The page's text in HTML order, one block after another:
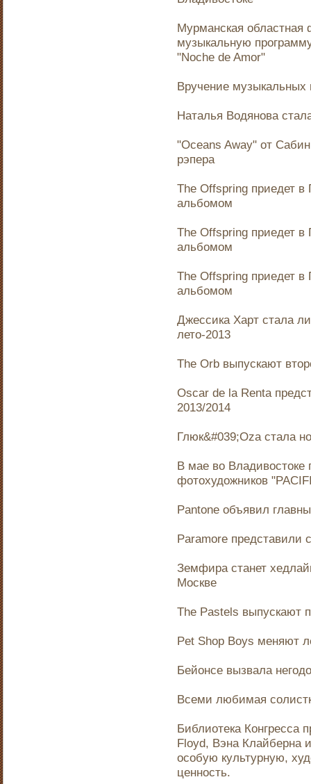
Мурманская областная
музыкальную
"Noche de Amor"
Вручение музыкальных
Наталья Водянова
"Oceans Away" от
рэпера
The Offspring приедет в
альбомом
The Offspring приедет в
альбомом
The Offspring приедет в
альбомом
Джессика Харт стала
лето-2013
The Orb выпускают
Oscar de la Renta
2013/2014
Глюк&#039;Oza стала
В мае во Владивостоке
фотохудожников
Pantone объявил
Paramore представили
Земфира станет
Москве
The Pastels выпускают
Pet Shop Boys меняют
Бейонсе вызвала
Всеми любимая
Библиотека Конгресса
Floyd, Вэна Клайберна
особую культурную,
ценность.